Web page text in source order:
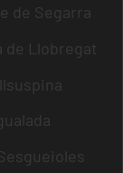
de Segarra
de Llobregat